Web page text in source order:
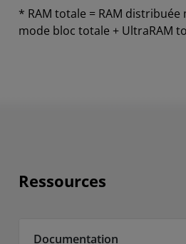
* RAM totale = RAM distribuée
mode bloc totale + UltraRAM
Ressources
Documentation